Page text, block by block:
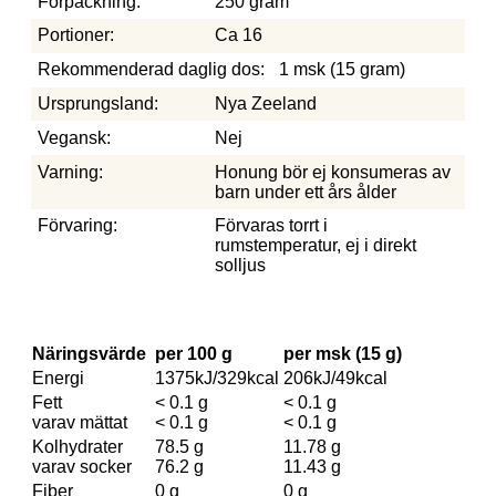
Portioner:
Ca 16
Rekommenderad daglig dos:
1 msk (15 gram)
Ursprungsland:
Nya Zeeland
Vegansk:
Nej
Varning:
Honung bör ej konsumeras av
barn under ett års ålder
Förvaring:
Förvaras torrt i
rumstemperatur, ej i direkt
solljus
Näringsvärde per 100 g
per msk (15 g)
Energi
1375kJ/329kcal 206kJ/49kcal
Fett
varav mättat
< 0.1 g
< 0.1 g
< 0.1 g
< 0.1 g
Kolhydrater
varav socker
78.5 g
76.2 g
11.78 g
11.43 g
Fiber
0 g 0 g